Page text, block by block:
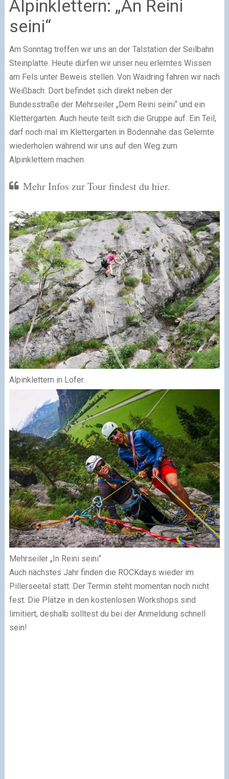
Alpinklettern: „An Reini
seini“
Am Sonntag treffen wir uns an der Talstation der Seilbahn
Steinplatte. Heute dürfen wir unser neu erlerntes Wissen
am Fels unter Beweis stellen. Von Waidring fahren wir nach
Weißbach. Dort befindet sich direkt neben der
Bundesstraße der Mehrseiler „Dem Reini seini“ und ein
Klettergarten. Auch heute teilt sich die Gruppe auf. Ein Teil,
darf noch mal im Klettergarten in Bodennähe das Gelernte
wiederholen während wir uns auf den Weg zum
Alpinklettern machen.
Mehr Infos zur Tour findest du hier.
Alpinklettern in Lofer.
Mehrseiler „In Reini seini“
Auch nächstes Jahr finden die ROCKdays wieder im
Pillerseetal statt. Der Termin steht momentan noch nicht
fest. Die Plätze in den kostenlosen Workshops sind
limitiert, deshalb solltest du bei der Anmeldung schnell
sein!